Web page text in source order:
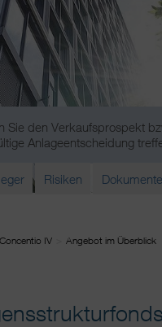
Sie den Verkaufsprospekt
Anlageentscheidung
Risiken Dokumente
IV Angebot im Überblick